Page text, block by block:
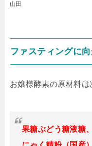
山田
ファスティングに
お嬢様酵素の原材料は
果糖ぶどう糖液糖